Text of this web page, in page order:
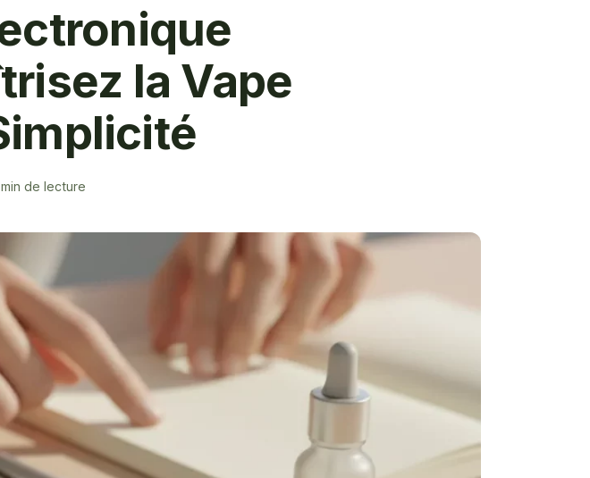
la Vape
min de lecture